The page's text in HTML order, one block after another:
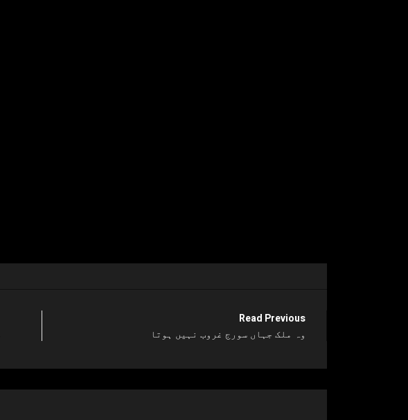
Read Previous
وہ ملک جہاں سورج غروب نہیں ہوتا